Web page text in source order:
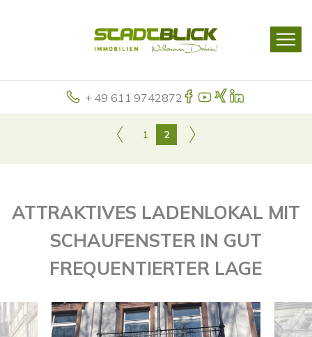
+ 49 611 9742872
1 2
ATTRAKTIVES LADENLOKAL MIT
SCHAUFENSTER IN GUT
FREQUENTIERTER LAGE